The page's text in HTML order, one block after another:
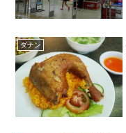
ダナン